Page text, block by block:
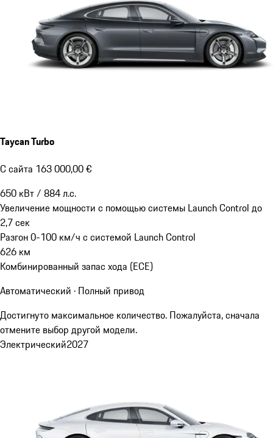
Taycan Turbo
С сайта 163 000,00 €
650 кВт/ 884л.с.
Увеличение мощности с помощью системы Launch Control до
2,7сек
Разгон 0-100 км/ч с системой Launch Control
626 км
Комбинированный запас хода (ECE)
Автоматический · Полный привод
Достигнуто максимальное количество. Пожалуйста, сначала
отмените выбор другой модели.
Электрический2027